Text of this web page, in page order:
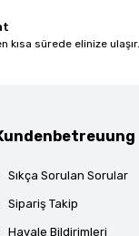
kısa sürede elinize ulaşır.
Sıkça Sorulan Sorular
Sipariş Takip
Havale Bildirimleri